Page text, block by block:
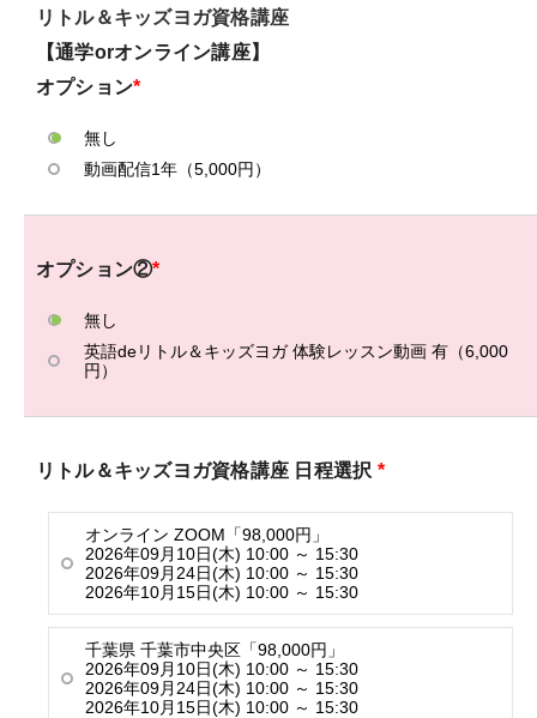
リトル＆キッズヨガ資格講座
【通学orオンライン講座】
オプション*
無し
動画配信1年（5,000円）
オプション②*
無し
英語deリトル＆キッズヨガ 体験レッスン動画 有（6,000
円）
リトル＆キッズヨガ資格講座 日程選択 *
オンライン ZOOM「98,000円」
2026年09月10日(木) 10:00 ～ 15:30
2026年09月24日(木) 10:00 ～ 15:30
2026年10月15日(木) 10:00 ～ 15:30
千葉県 千葉市中央区「98,000円」
2026年09月10日(木) 10:00 ～ 15:30
2026年09月24日(木) 10:00 ～ 15:30
2026年10月15日(木) 10:00 ～ 15:30